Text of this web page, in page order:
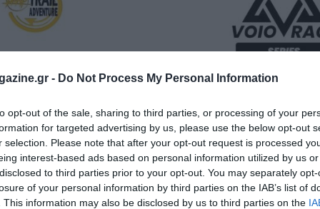
- Do Not Process My Personal Information
opt-out of the sale, sharing to third parties, or processing of your
for targeted advertising by us, please use the below opt-out
selection. Please note that after your opt-out request is processed
interest-based ads based on personal information utilized by us
to third parties prior to your opt-out. You may separately
of your personal information by third parties on the IAB’s list of
This information may also be disclosed by us to third parties on the
Silas Trail
του αγώνα
2026
Voio Race Series 2026
Δείτε τις πληροφορίες της
06 Σεπτεμβρίου 2026